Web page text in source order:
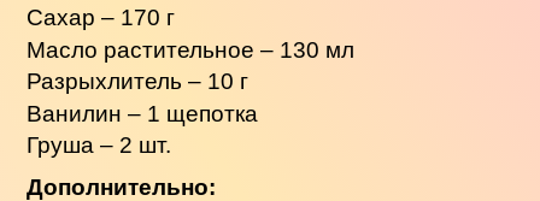
Сахар – 170 г
Масло растительное – 130 мл
Разрыхлитель – 10 г
Ванилин – 1 щепотка
Груша – 2 шт.
Дополнительно: